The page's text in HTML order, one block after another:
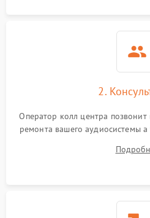
2.
Оператор колл центра
ремонта вашего аудиосистемы